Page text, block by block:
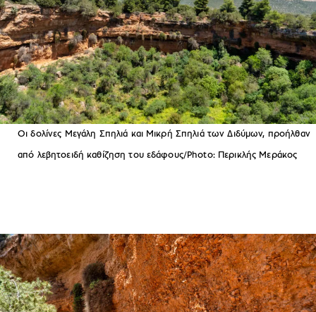
Οι δολίνες Μεγάλη Σπηλιά και Μικρή Σπηλιά των Διδύμων, προήλθαν
από λεβητοειδή καθίζηση του εδάφους/Photo: Περικλής Μεράκος